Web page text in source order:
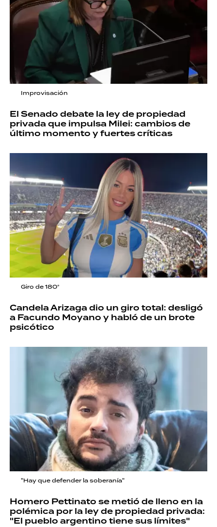
Improvisación
El Senado debate la ley de propiedad
privada que impulsa Milei: cambios de
último momento y fuertes críticas
Giro de 180°
Candela Arizaga dio un giro total: desligó
a Facundo Moyano y habló de un brote
psicótico
"Hay que defender la soberanía"
Homero Pettinato se metió de lleno en la
polémica por la ley de propiedad privada:
"El pueblo argentino tiene sus límites"